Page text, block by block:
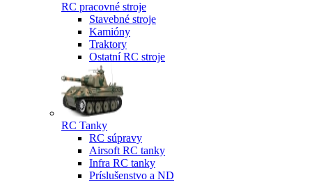
RC pracovné stroje
Stavebné stroje
Kamióny
Traktory
Ostatní RC stroje
RC Tanky
RC súpravy
Airsoft RC tanky
Infra RC tanky
Príslušenstvo a ND